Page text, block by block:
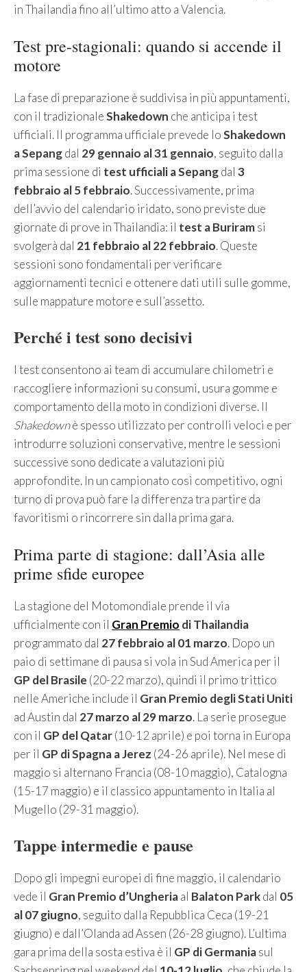
in Thailandia fino all’ultimo atto a Valencia.
Test pre-stagionali: quando si accende il
motore
La fase di preparazione è suddivisa in più appuntamenti,
con il tradizionaleShakedown che anticipa i test
ufficiali. Il programma ufficiale prevede loShakedown
a Sepangdal 29 gennaio al 31 gennaio, seguito dalla
prima sessione di test ufficiali a Sepangdal 3
febbraio al 5 febbraio. Successivamente, prima
dell’avvio del calendario iridato, sono previste due
giornate di prove in Thailandia: il test a Buriramsi
svolgerà dal 21 febbraio al 22 febbraio. Queste
sessioni sono fondamentali per verificare
aggiornamenti tecnici e ottenere dati utili sulle gomme,
sulle mappature motore e sull’assetto.
Perché i test sono decisivi
I test consentono ai team di accumulare chilometri e
raccogliere informazioni su consumi, usura gomme e
comportamento della moto in condizioni diverse. Il
Shakedownè spesso utilizzato per controlli veloci e per
introdurre soluzioni conservative, mentre le sessioni
successive sono dedicate a valutazioni più
approfondite. In un campionato così competitivo, ogni
turno di prova può fare la differenza tra partire da
favoritismi o rincorrere sin dalla prima gara.
Prima parte di stagione: dall’Asia alle
prime sfide europee
La stagione del Motomondiale prende il via
ufficialmente con il Gran Premio di Thailandia
programmato dal 27 febbraio al 01 marzo. Dopo un
paio di settimane di pausa si vola in Sud America per il
GP del Brasile (20-22 marzo), quindi il primo trittico
nelle Americhe include il Gran Premio degli Stati Uniti
ad Austin dal 27 marzo al 29 marzo. La serie prosegue
con il GP del Qatar(10-12 aprile) e poi torna in Europa
per il GP di Spagna a Jerez (24-26 aprile). Nel mese di
maggio si alternano Francia (08-10 maggio), Catalogna
(15-17 maggio) e il classico appuntamento in Italia al
Mugello (29-31 maggio).
Tappe intermedie e pause
Dopo gli impegni europei di fine maggio, il calendario
vede il Gran Premio d’Ungheriaal Balaton Parkdal 05
al 07 giugno, seguito dalla Repubblica Ceca (19-21
giugno) e dall’Olanda ad Assen (26-28 giugno). L’ultima
gara prima della sosta estiva è il GP di Germaniasul